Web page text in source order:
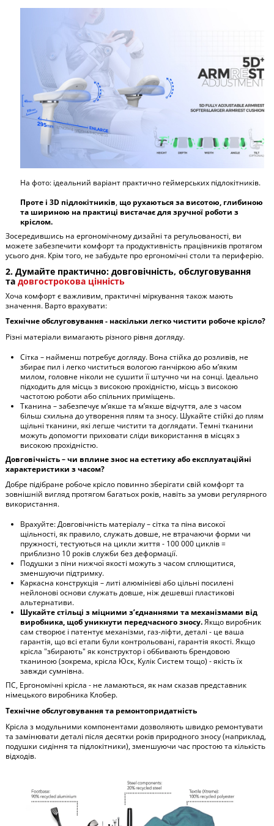
На фото: ідеальний варіант практично геймерських підлокітників.
Проте і 3D підлокітників, що рухаються за висотою, глибиною
та шириною на практиці вистачає для зручної роботи з
кріслом.
Зосередившись на ергономічному дизайні та регульованості, ви
можете забезпечити комфорт та продуктивність працівників протягом
усього дня. Крім того, не забудьте про ергономічні столи та периферію.
2. Думайте практично: довговічність, обслуговування
та довгострокова цінність
Хоча комфорт є важливим, практичні міркування також мають
значення. Варто врахувати:
Технічне обслуговування - наскільки легко чистити робоче крісло?
Різні матеріали вимагають різного рівня догляду.
Сітка – найменш потребує догляду. Вона стійка до розливів, не
збирає пил і легко чиститься вологою ганчіркою або м’яким
милом, головне ніколи не сушити її штучно чи на сонці. Ідеально
підходить для місць з високою прохідністю, місць з високою
частотою роботи або спільних приміщень.
Тканина – забезпечує м’якше та м’якше відчуття, але з часом
більш схильна до утворення плям та зносу. Шукайте стійкі до плям
щільні тканини, які легше чистити та доглядати. Темні тканини
можуть допомогти приховати сліди використання в місцях з
високою прохідністю.
Довговічність – чи вплине знос на естетику або експлуатаційні
характеристики з часом?
Добре підібране робоче крісло повинно зберігати свій комфорт та
зовнішній вигляд протягом багатьох років, навіть за умови регулярного
використання.
Врахуйте: Довговічність матеріалу – сітка та піна високої
щільності, як правило, служать довше, не втрачаючи форми чи
пружності, тестуються на цикли життя - 100 000 циклів =
приблизно 10 років служби без деформації.
Подушки з піни нижчої якості можуть з часом сплющитися,
зменшуючи підтримку.
Каркасна конструкція – литі алюмінієві або цільні посилені
нейлонові основи служать довше, ніж дешевші пластикові
альтернативи.
Шукайте стільці з міцними з’єднаннями та механізмами від
виробника, щоб уникнути передчасного зносу.Якщо виробник
сам створює і патентує механізми, газ-ліфти, деталі - це ваша
гарантія, що всі етапи були контрольовані, гарантія якості. Якщо
крісла "збирають" як конструктор і оббивають брендовою
тканиною (зокрема, крісла Юск, Кулік Систем тощо) - якість їх
завжди сумнівна.
ПС, Ергономічні крісла - не ламаються, як нам сказав представник
німецького виробника Клобер.
Технічне обслуговування та ремонтопридатність
Крісла з модульними компонентами дозволяють швидко ремонтувати
та замінювати деталі після десятки років природного зносу (наприклад,
подушки сидіння та підлокітники), зменшуючи час простою та кількість
відходів.